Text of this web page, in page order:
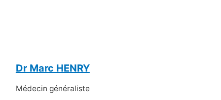
Dr Marc HENRY
Médecin généraliste